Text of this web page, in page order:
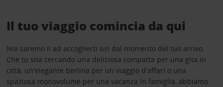
Il tuo viaggio comincia da qui
Noi saremo lì ad accoglierti sin dal momento del tuo arrivo.
Che tu stia cercando una deliziosa compatta per una gita in
città, un'elegante berlina per un viaggio d'affari o una
spaziosa monovolume per una vacanza in famiglia, abbiamo